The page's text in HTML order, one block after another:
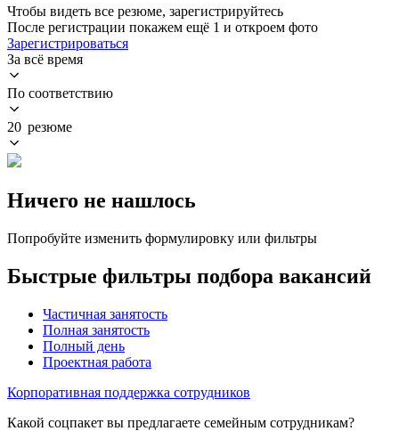
Чтобы видеть все резюме, зарегистрируйтесь
После регистрации покажем ещё 1 и откроем фото
Зарегистрироваться
За всё время
По соответствию
20 резюме
Ничего не нашлось
Попробуйте изменить формулировку или фильтры
Быстрые фильтры подбора вакансий
Частичная занятость
Полная занятость
Полный день
Проектная работа
Корпоративная поддержка сотрудников
Какой соцпакет вы предлагаете семейным сотрудникам?